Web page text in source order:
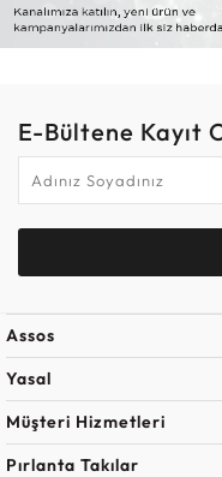
E-Bültene Kayıt
Assos
Yasal
Müşteri Hizmetleri
Pırlanta Takılar